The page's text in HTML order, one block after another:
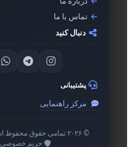
تماس با ما
دنبال کنید
پشتیبانی
مرکز راهنمایی
© ۲۰۲۶ تمامی حقوق محفوظ است.
حریم خصوصی